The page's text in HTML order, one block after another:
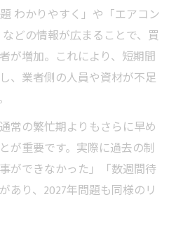
わかりやすく」や「エアコン
どの情報が広まることで、買
が増加。これにより、短期間
、業者側の人員や資材が不足
常の繁忙期よりもさらに早め
が重要です。実際に過去の制
ができなかった」「数週間待
あり、2027年問題も同様のリ